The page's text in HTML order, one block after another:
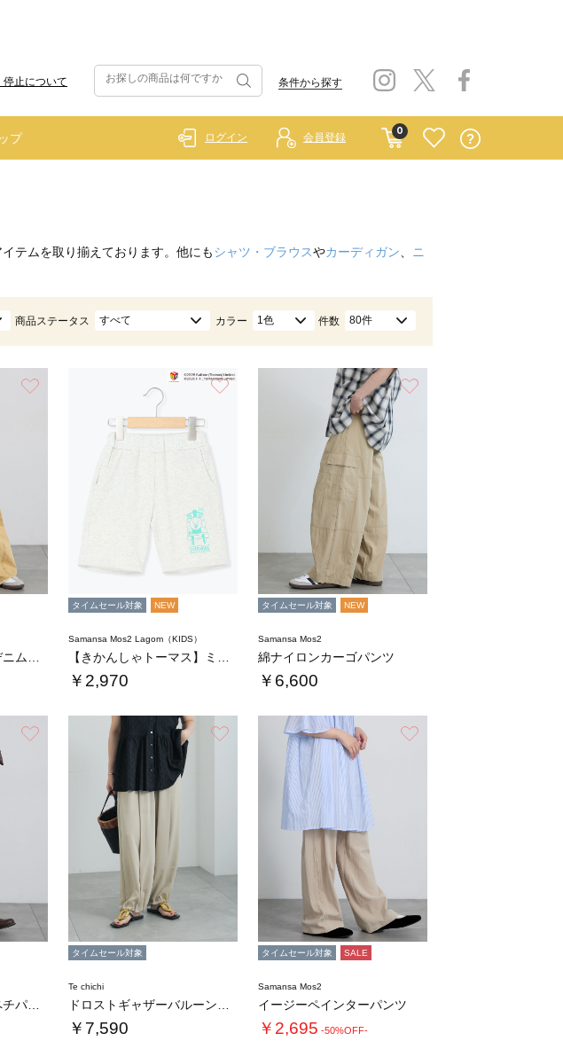
施のお知らせ 条件から探す
プ
0
ログイン 会員登録
テムを取り揃えております。他にもシャツ・ブラウスやカーディガン
ニ
商品ステータス すべて カラー 1色 件数 80件
お気に入り
タイムセール対象 NEW
Samansa Mos2 Lagom（KIDS）
￥2,970
タイムセール対象 NEW
Samansa Mos2
綿ナイロンカーゴパンツ
￥6,600
タイムセール対象
Te chichi
￥7,590
タイムセール対象 SALE
Samansa Mos2
イージーペインターパンツ
￥2,695 -50%OFF-